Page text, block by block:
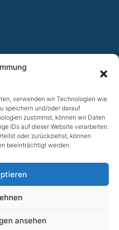
verwenden wir Technologien wie
speichern und/oder darauf
zustimmst, können wir Daten
IDs auf dieser Website verarbeiten.
oder zurückziehst, können
beeinträchtigt werden.
ansehen